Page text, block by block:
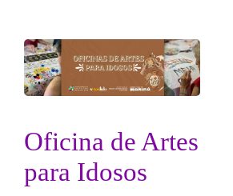
Oficina de Artes
para Idosos